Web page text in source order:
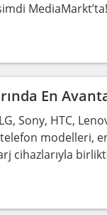
MediaMarkt’ta!
En
Sony, HTC,
telefon modelleri,
cihazlarıyla